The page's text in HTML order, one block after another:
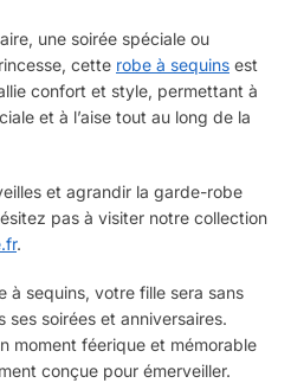
une soirée spéciale ou
cette robe à sequins est
confort et style, permettant à
et à l’aise tout au long de la
et agrandir la garde-robe
pas à visiter notre collection
.
à sequins, votre fille sera sans
soirées et anniversaires.
moment féerique et mémorable
conçue pour émerveiller.